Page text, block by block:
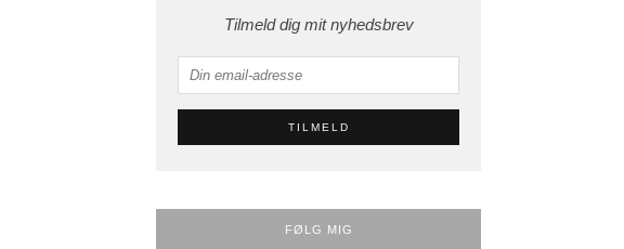
Tilmeld dig mit nyhedsbrev
FØLG MIG